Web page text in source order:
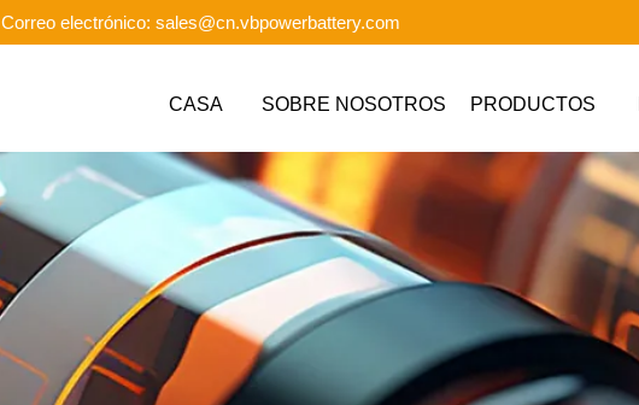
Correo electrónico: sales@cn.vbpowerbattery.com
CASA SOBRE NOSOTROS PRODUCTOS